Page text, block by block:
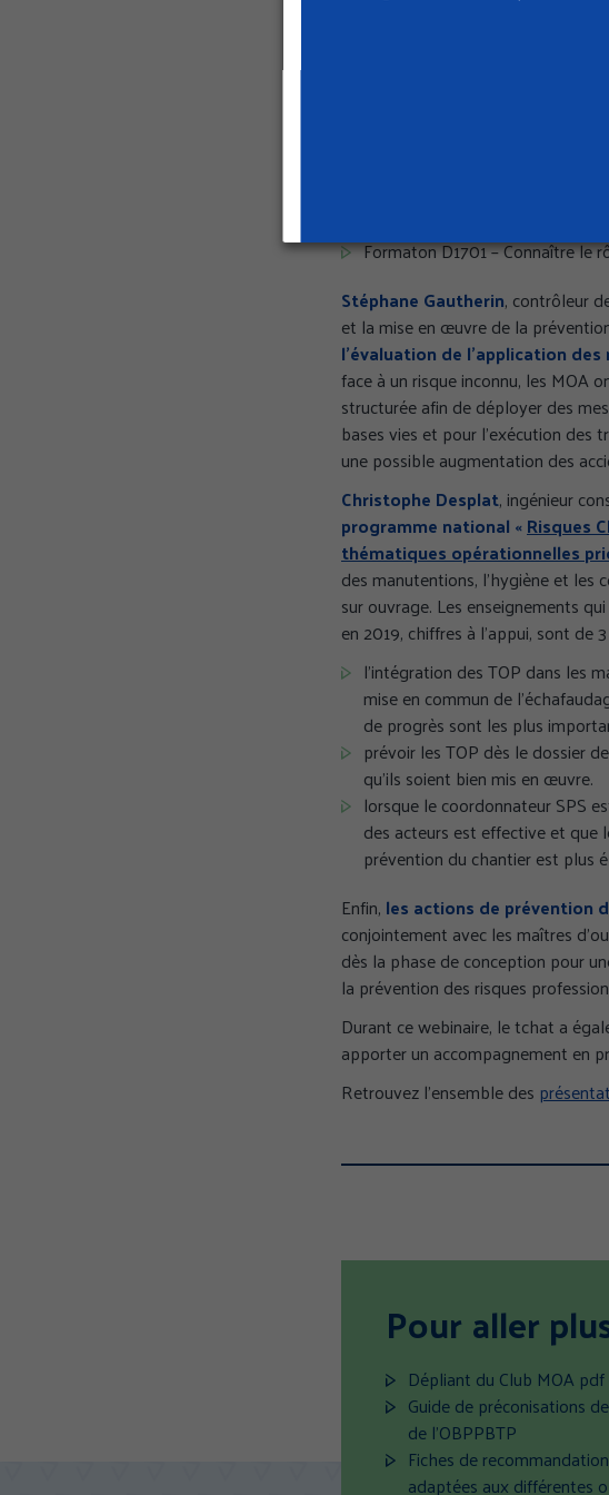
GÉRER MES PRÉFÉRENCES
Formaton D1701 – Connaître le
Stéphane Gautherin, contrôleur
et la mise en œuvre de la
l’évaluation de l’application
face à un risque inconnu, les MOA
structurée afin de déployer des
bases vies et pour l’exécution des
une possible augmentation des
Christophe Desplat, ingénieur
programme national «Risques
thématiques opérationnelles
des manutentions, l’hygiène et
sur ouvrage. Les enseignements
en 2019, chiffres à l’appui, sont de
l’intégration des TOP dans les
mise en commun de
de progrès sont les plus
prévoir les TOP dès le dossier
qu’ils soient bien mis en œuvre.
lorsque le coordonnateur SPS
des acteurs est effective et que
prévention du chantier est plus
Enfin, les actions de prévention
conjointement avec les maîtres
dès la phase de conception pour
la prévention des risques
Durant ce webinaire, le tchat a
apporter un accompagnement en
Retrouvez l’ensemble des
Pour aller
Dépliant du Club MOA
Guide de préconisations
de l’OBPPBTP
Fiches de
adaptées aux différentes